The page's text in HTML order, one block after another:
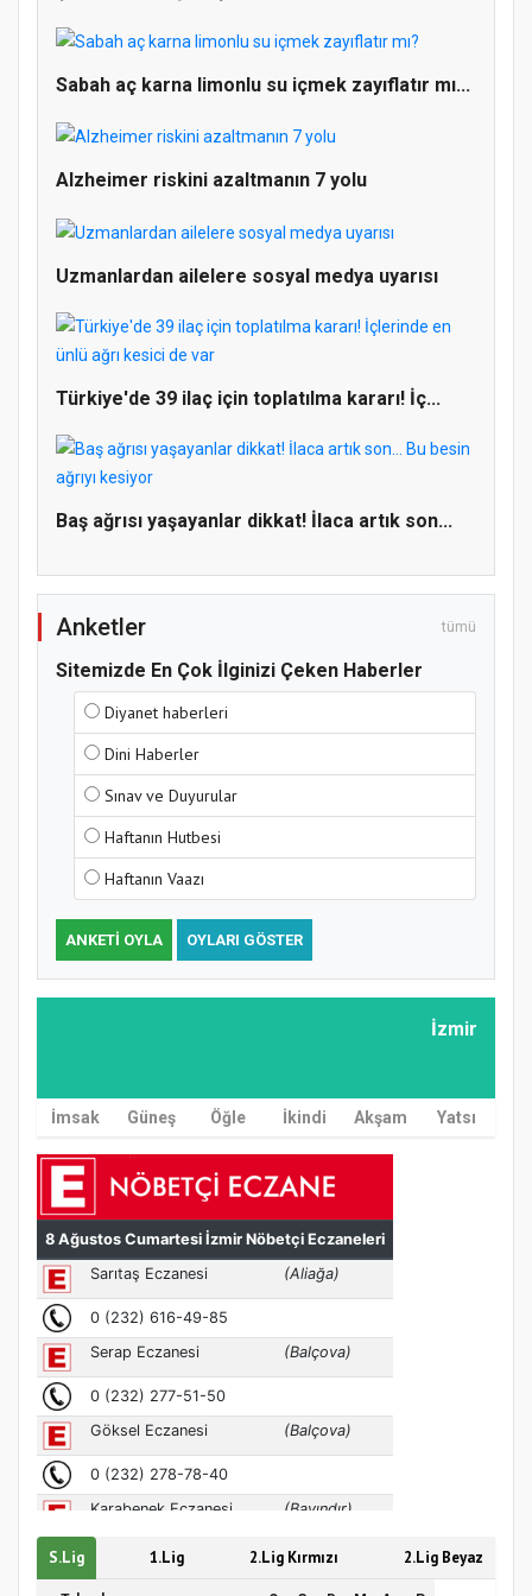
Doğanyol'da Temel Dini Bilgiler Sınavı
Gerçekleştirildi
MÜFTÜ ABULSELAM ÖZDERE’YE ZİYARET
Sabah aç karna limonlu su içmek zayıflatır mı...
Alzheimer riskini azaltmanın 7 yolu
Uzmanlardan ailelere sosyal medya uyarısı
Türkiye'de 39 ilaç için toplatılma kararı! İç...
Baş ağrısı yaşayanlar dikkat! İlaca artık son...
Anketler tümü
Sitemizde En Çok İlginizi Çeken Haberler
Diyanet haberleri
Dini Haberler
Sınav ve Duyurular
Haftanın Hutbesi
Haftanın Vaazı
ANKETI OYLA OYLARI GÖSTER
İzmir
İmsak Güneş Öğle İkindi Akşam Yatsı
S.Lig 1.Lig 2.Lig Kırmızı 2.Lig Beyaz